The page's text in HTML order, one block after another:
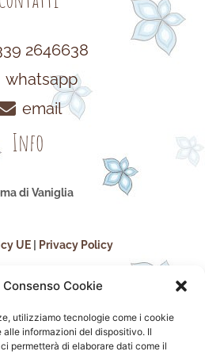
Cookie
utilizziamo tecnologie come i cookie
informazioni del dispositivo. Il
permetterà di elaborare dati come il
2646638
whatsapp
email
Info
di Vaniglia
UE Privacy Policy